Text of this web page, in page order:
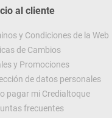
al cliente
y Condiciones de la Web
de Cambios
y Promociones
de datos personales
pagar mi Credialtoque
frecuentes